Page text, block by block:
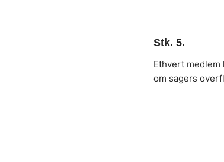
Stk. 5.
Ethvert
om sagers